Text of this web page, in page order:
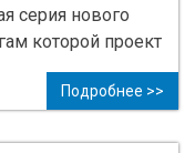
серия нового
которой проект
Подробнее >>